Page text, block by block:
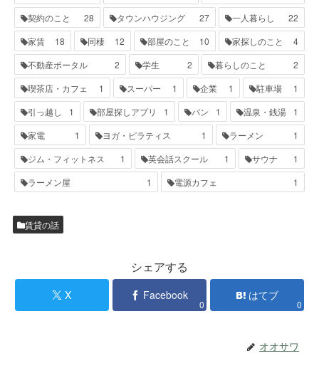
契約のこと
28 タウンハウジング 27 一人暮らし
22
家賃
18 同棲 12 部屋のこと 10 家探しのこと
4
不動産ポータル
2 学生 2 暮らしのこと
2
喫茶店・カフェ
1 スーパー 1 企業 1 駐車場
1
引っ越し
1 部屋探しアプリ 1 パン 1 温泉・銭湯
1
家電
1 ヨガ・ピラティス 1 ラーメン
1
ジム・フィットネス
1 英会話スクール 1 サウナ
1
ラーメン屋
1 電源カフェ 1
賃貸の話
シェアする
X Facebook
0
はてブ
0
オオサワ